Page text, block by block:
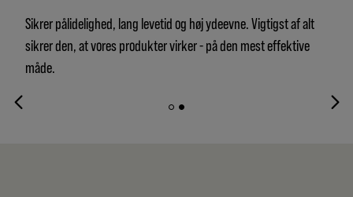
Sikrer pålidelighed, lang levetid og høj ydeevne. Vigtigst af alt
sikrer den, at vores produkter virker - på den mest effektive
måde.